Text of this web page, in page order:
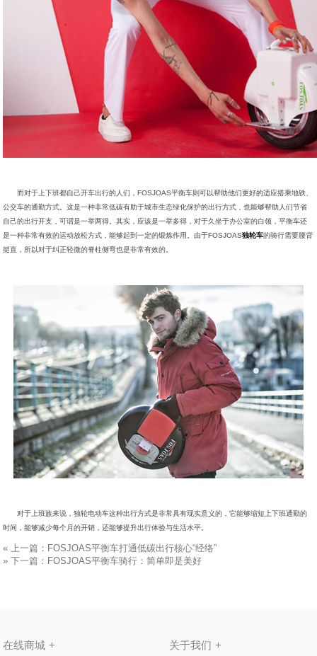
而对于上下班都自己开车出行的人们，FOSJOAS平衡车则可以帮助他们更好的适应搭乘地铁、
公交车的通勤方式。这是一种非常低碳有助于城市生态绿化保护的出行方式，也能够帮助人们节省
自己的出行开支，可谓是一举两得。其实，应该是一举多得，对于久坐于办公室的白领，平衡车还
是一种非常有效的运动放松方式，能够起到一定的锻炼作用。由于FOSJOAS独轮车的骑行需要腰背
挺直，所以对于纠正轻微的脊柱侧弯也是非常有效的。
对于上班族来说，独轮电动车这种出行方式是非常具有现实意义的，它能够缩短上下班通勤的
时间，能够减少每个月的开销，还能够提升出行体验与生活水平。
«上一篇： FOSJOAS平衡车打通低碳出行核心“经络”
»下一篇： FOSJOAS平衡车骑行：简单即是美好
在线商城 关于我们